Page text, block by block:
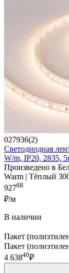
027936(2)
Светодиодная
W/m, IP20, 2835,
Произведено в
Warm | Тёплый
92768
₽/м
В наличии
Пакет
Пакет
4 63840₽